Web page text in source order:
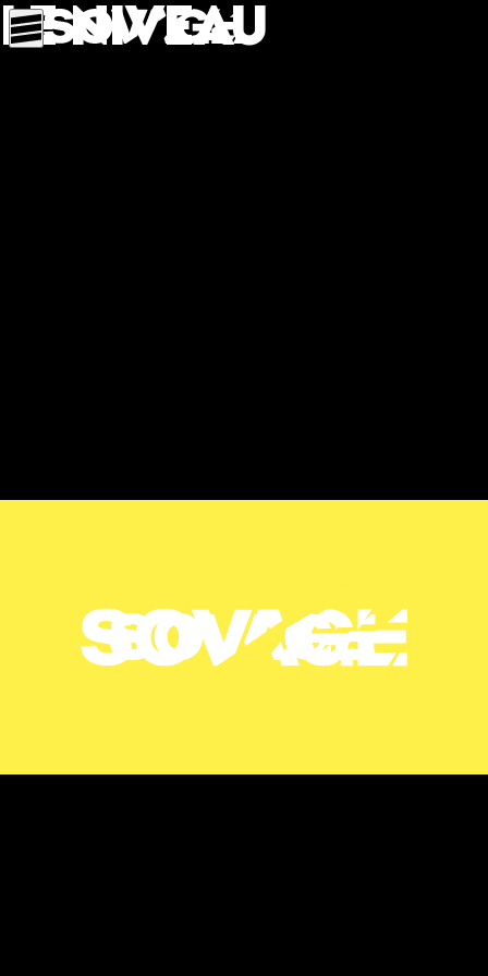
Le niveau